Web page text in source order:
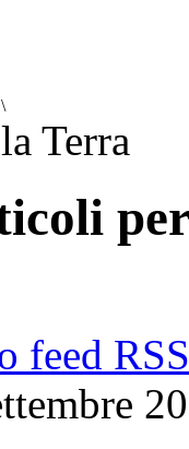
\
Terra
feed RSS